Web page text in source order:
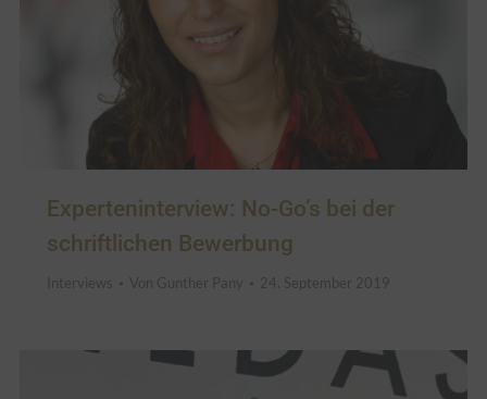
Experteninterview: No-Go’s bei der
schriftlichen Bewerbung
Interviews Von Gunther Pany 24. September 2019